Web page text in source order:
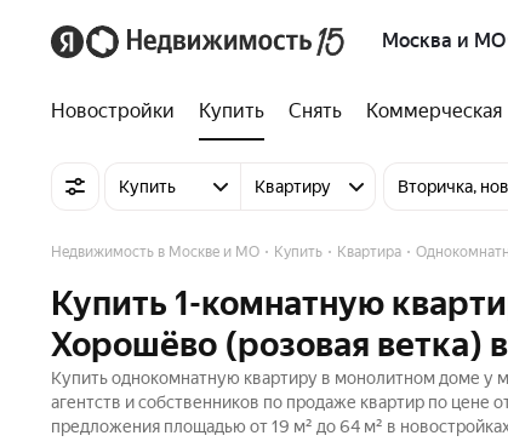
Москва и МО
Новостройки Купить Снять Коммерческая
Купить Квартиру Вторичка,
Недвижимость в Москве и МО Купить Квартира
Купить 1-комнатную
Хорошёво (розовая ветка)
Купить однокомнатную квартиру в монолитном доме
агентств и собственников по продаже квартир по
предложения площадью от 19 м² до 64 м² в